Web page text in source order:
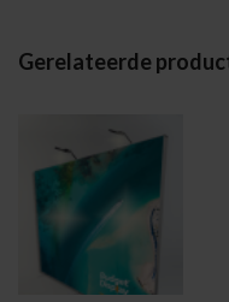
Gerelateerde